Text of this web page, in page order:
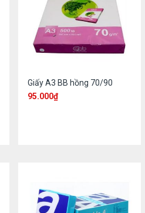
Giấy A3 BB hồng 70/90
95.000₫